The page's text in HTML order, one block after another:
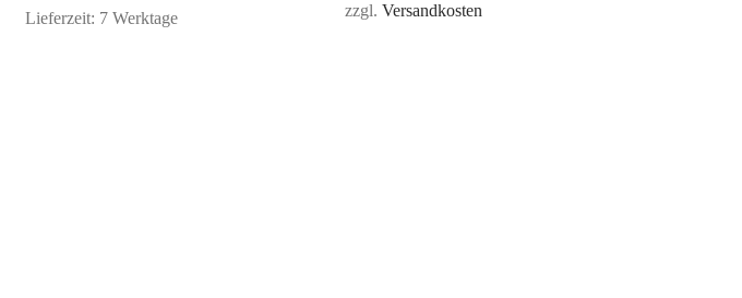
Lieferzeit: 7 Werktage
zzgl. Versandkosten